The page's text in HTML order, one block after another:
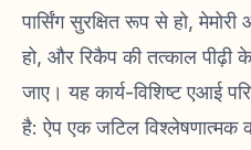
पार्सिंग सुरक्षित रूप से हो,
हो, और रिकैप की तत्काल पीढ़ी
जाए। यह कार्य-विशिष्ट एआई
है: ऐप एक जटिल विश्लेषणात्मक